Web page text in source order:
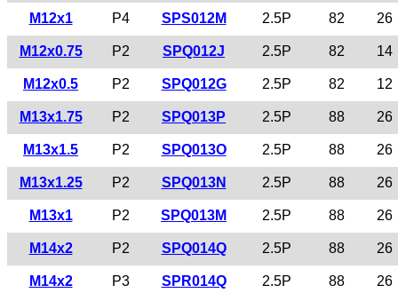
M12x1 P4 SPS012M 2.5P 82 26
M12x0.75 P2 SPQ012J 2.5P 82 14
M12x0.5 P2 SPQ012G 2.5P 82 12
M13x1.75 P2 SPQ013P 2.5P 88 26
M13x1.5 P2 SPQ013O 2.5P 88 26
M13x1.25 P2 SPQ013N 2.5P 88 26
M13x1 P2 SPQ013M 2.5P 88 26
M14x2 P2 SPQ014Q 2.5P 88 26
M14x2 P3 SPR014Q 2.5P 88 26